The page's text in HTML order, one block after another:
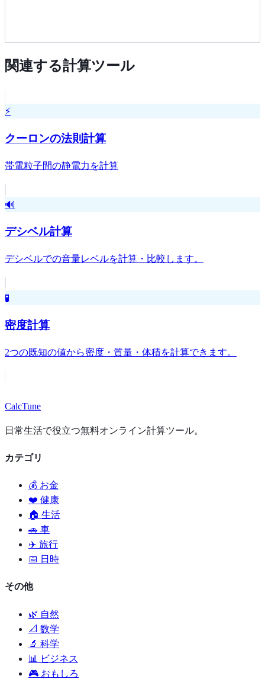
関連する計算ツール
⚡
クーロンの法則計算
帯電粒子間の静電力を計算
🔊
デシベル計算
デシベルでの音量レベルを計算・比較します。
🧪
密度計算
2つの既知の値から密度・質量・体積を計算できます。
CalcTune
日常生活で役立つ無料オンライン計算ツール。
カテゴリ
💰 お金
❤️ 健康
🏠 生活
🚗 車
✈️ 旅行
📅 日時
その他
🌿 自然
📐 数学
🔬 科学
📊 ビジネス
🎮 おもしろ